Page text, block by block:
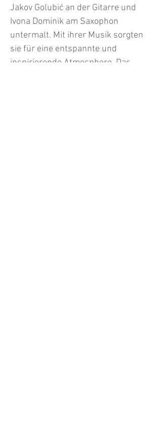
Jakov Golubić an der Gitarre und
Ivona Dominik am Saxophon
untermalt. Mit ihrer Musik sorgten
sie für eine entspannte und
inspirierende Atmosphere. Das